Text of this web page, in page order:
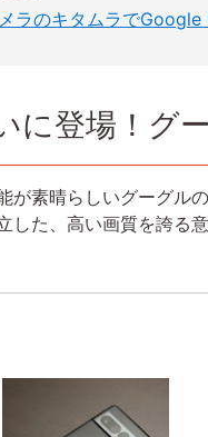
ラのキタムラでGoogle
に登場！グ
が素晴らしいグーグル
した、高い画質を誇る